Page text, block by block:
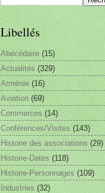
Libellés
Abécédaire (15)
Actualités (329)
Arménie (16)
Aviation (69)
Commerces (14)
Conférences/Visites (143)
Histoire des associations (29)
Histoire-Dates (118)
Histoire-Personnages (109)
Industries (32)